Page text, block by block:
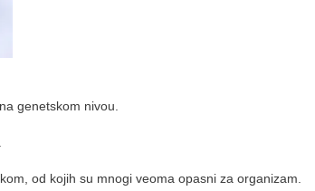
genetskom nivou.
od kojih su mnogi veoma opasni za organizam.